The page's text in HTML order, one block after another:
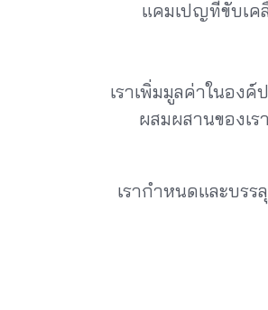
แคมเปญที่ขับเค
เราเพิ่มมูลค่าในอง
ผสมผสานของเ
เรากำหนดและบรร